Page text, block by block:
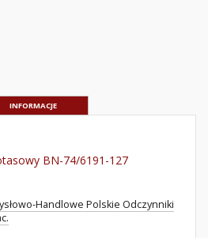
INFORMACJE
BN-74/6191-127
Handlowe Polskie Odczynniki